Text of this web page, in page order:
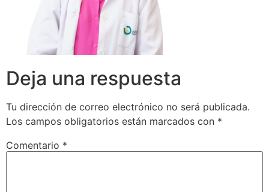
Deja una respuesta
Tu dirección de correo electrónico no será publicada.
Los campos obligatorios están marcados con *
Comentario *